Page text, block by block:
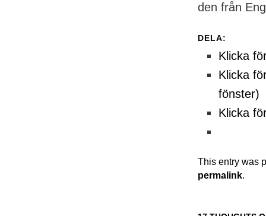
den från
DELA:
Klicka
Klicka
fönster)
Klicka
This entry was
permalink.